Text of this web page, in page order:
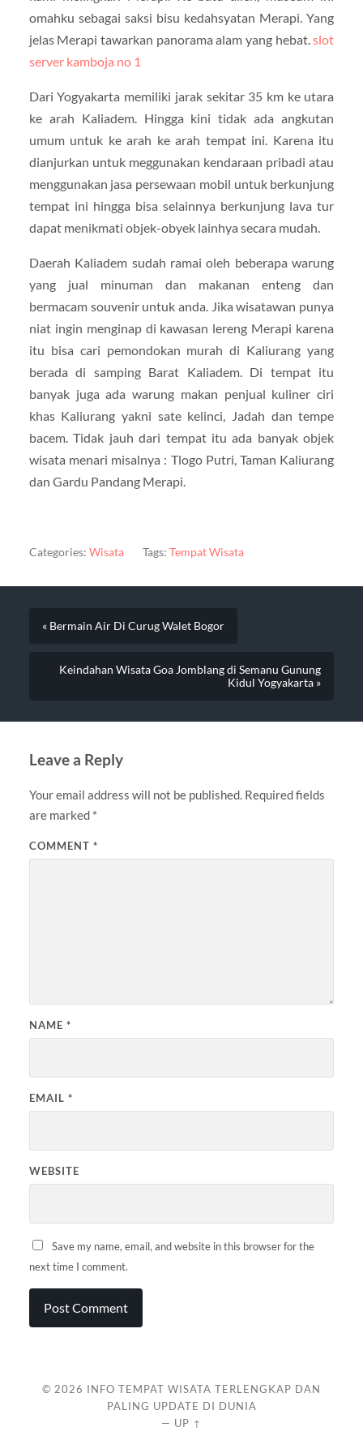
omahku sebagai saksi bisu kedahsyatan Merapi. Yang
jelas Merapi tawarkan panorama alam yang hebat.slot
server kamboja no 1
Dari Yogyakarta memiliki jarak sekitar 35 km ke utara
ke arah Kaliadem. Hingga kini tidak ada angkutan
umum untuk ke arah ke arah tempat ini. Karena itu
dianjurkan untuk meggunakan kendaraan pribadi atau
menggunakan jasa persewaan mobil untuk berkunjung
tempat ini hingga bisa selainnya berkunjung lava tur
dapat menikmati objek-obyek lainhya secara mudah.
Daerah Kaliadem sudah ramai oleh beberapa warung
yang jual minuman dan makanan enteng dan
bermacam souvenir untuk anda. Jika wisatawan punya
niat ingin menginap di kawasan lereng Merapi karena
itu bisa cari pemondokan murah di Kaliurang yang
berada di samping Barat Kaliadem. Di tempat itu
banyak juga ada warung makan penjual kuliner ciri
khas Kaliurang yakni sate kelinci, Jadah dan tempe
bacem. Tidak jauh dari tempat itu ada banyak objek
wisata menari misalnya : Tlogo Putri, Taman Kaliurang
dan Gardu Pandang Merapi.
Categories: Wisata Tags: Tempat Wisata
« Bermain Air Di Curug Walet Bogor
Keindahan Wisata Goa Jomblang di Semanu Gunung
Kidul Yogyakarta »
Leave a Reply
Your email address will not be published. Required fields
are marked *
COMMENT *
NAME *
EMAIL *
WEBSITE
Save my name, email, and website in this browser for the
next time I comment.
© 2026 INFO TEMPAT WISATA TERLENGKAP DAN
PALING UPDATE DI DUNIA
— UP ↑